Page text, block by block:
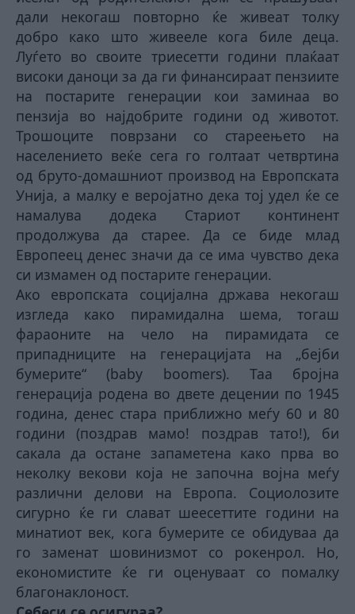
дали некогаш повторно ќе живеат толку
добро како што живееле кога биле деца.
Луѓето во своите триесетти години плаќаат
високи даноци за да ги финансираат пензиите
на постарите генерации кои заминаа во
пензија во најдобрите години од животот.
Трошоците поврзани со стареењето на
населението веќе сега го голтаат четвртина
од бруто-домашниот производ на Европската
Унија, а малку е веројатно дека тој удел ќе се
намалува додека Стариот континент
продолжува да старее. Да се биде млад
Европеец денес значи да се има чувство дека
си измамен од постарите генерации.
Ако европската социјална држава некогаш
изгледа како пирамидална шема, тогаш
фараоните на чело на пирамидата се
припадниците на генерацијата на „бејби
бумерите“ (baby boomers). Таа бројна
генерација родена во двете децении по 1945
година, денес стара приближно меѓу 60 и 80
години (поздрав мамо! поздрав тато!), би
сакала да остане запаметена како прва во
неколку векови која не започна војна меѓу
различни делови на Европа. Социолозите
сигурно ќе ги слават шеесеттите години на
минатиот век, кога бумерите се обидуваа да
го заменат шовинизмот со рокенрол. Но,
економистите ќе ги оценуваат со помалку
благонаклоност.